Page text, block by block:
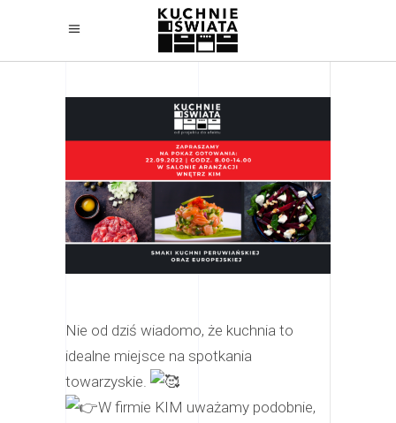
Nie od dziś wiadomo, że kuchnia to
idealne miejsce na spotkania
towarzyskie.
W firmie KIM uważamy podobnie,